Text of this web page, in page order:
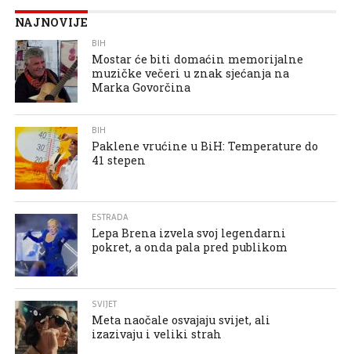
NAJNOVIJE
BIH
Mostar će biti domaćin memorijalne
muzičke večeri u znak sjećanja na
Marka Govorčina
BIH
Paklene vrućine u BiH: Temperature do
41 stepen
ESTRADA
Lepa Brena izvela svoj legendarni
pokret, a onda pala pred publikom
SVIJET
Meta naočale osvajaju svijet, ali
izazivaju i veliki strah